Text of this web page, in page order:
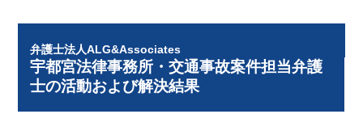
弁護士法人ALG&Associates
宇都宮法律事務所・交通事故案件担当弁護
士の活動および解決結果